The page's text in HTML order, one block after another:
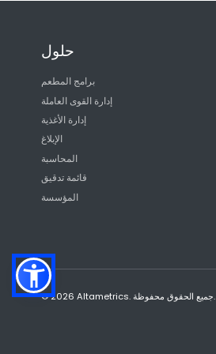
حلول
برامج المطعم
إدارة القوى العاملة
إدارة الأغذية
الإبلاغ
المحاسبة
قائمة تدقيق
المؤسسة
© 2026 Altametrics. جميع الحقوق محفوظة.